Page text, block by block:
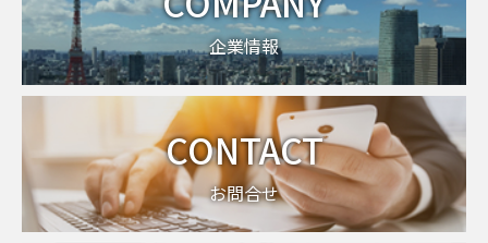
企業情報
CONTACT
お問合せ